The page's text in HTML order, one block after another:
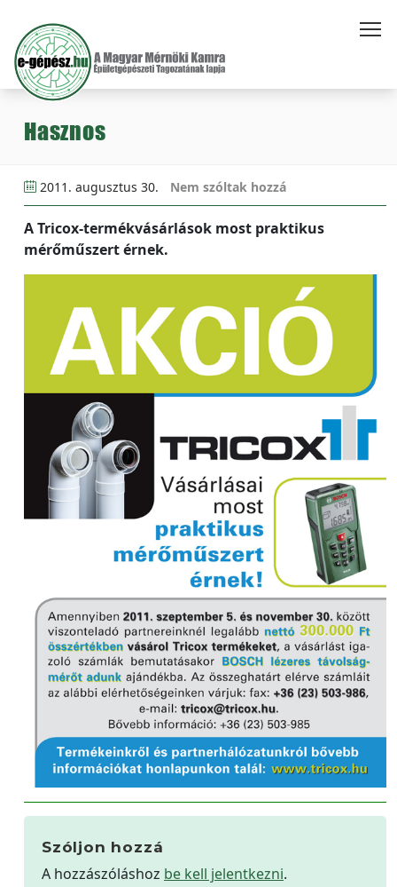
Hasznos
2011. augusztus 30. Nem szóltak hozzá
A Tricox-termékvásárlások most praktikus
mérőműszert érnek.
Szóljon hozzá
A hozzászóláshoz be kell jelentkezni.